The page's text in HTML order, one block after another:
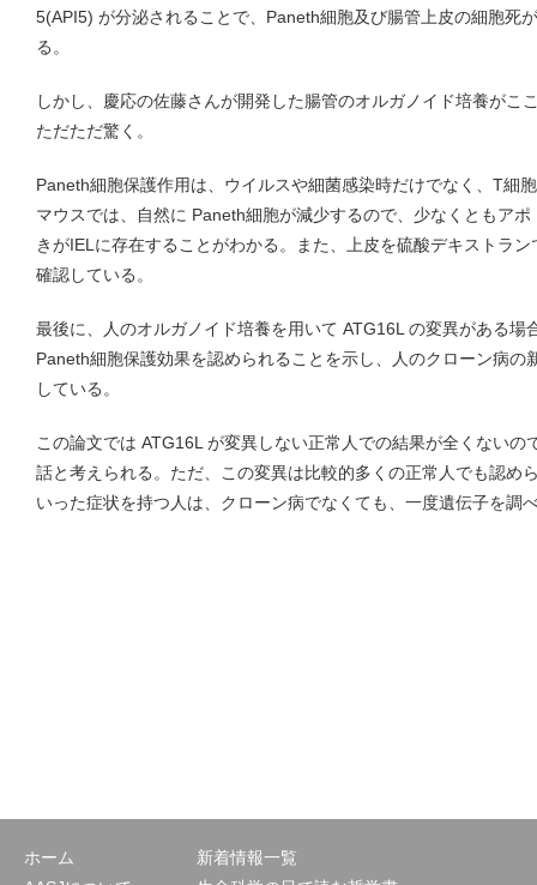
5(API5) が分泌されることで、Paneth細胞及び腸管上皮の細胞死
る。
しかし、慶応の佐藤さんが開発した腸管のオルガノイド培養がこ
ただただ驚く。
Paneth細胞保護作用は、ウイルスや細菌感染時だけでなく、T細
マウスでは、自然に Paneth細胞が減少するので、少なくともア
きがIELに存在することがわかる。また、上皮を硫酸デキストラ
確認している。
最後に、人のオルガノイド培養を用いて ATG16L の変異がある場
Paneth細胞保護効果を認められることを示し、人のクローン病の
している。
この論文では ATG16L が変異しない正常人での結果が全くないの
話と考えられる。ただ、この変異は比較的多くの正常人でも認め
いった症状を持つ人は、クローン病でなくても、一度遺伝子を調
ホーム
新着情報一覧